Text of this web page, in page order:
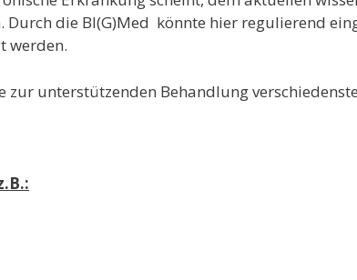
Durch die BI(G)Med könnte hier regulierend
werden.
zur unterstützenden Behandlung